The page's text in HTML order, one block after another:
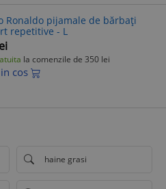
Ronaldo pijamale de bărbați
repetitive - L
la comenzile de 350 lei
cos
haine grasi